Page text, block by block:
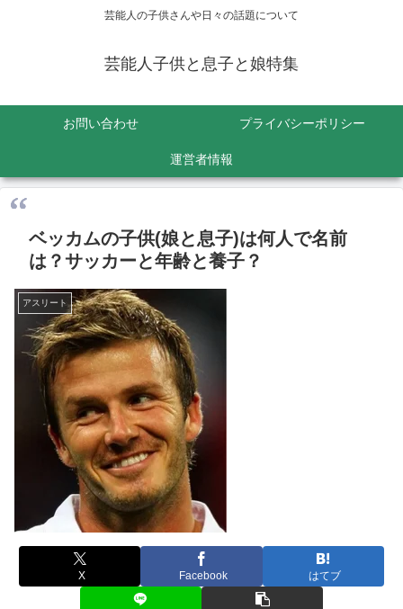
芸能人の子供さんや日々の話題について
芸能人子供と息子と娘特集
お問い合わせ プライバシーポリシー
運営者情報
ベッカムの子供(娘と息子)は何人で名前
は？サッカーと年齢と養子？
アスリート
X Facebook はてブ